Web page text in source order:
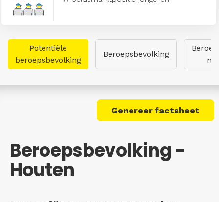
Potentiële
beroepsbevolking
Beroepsbevolking
Genereer factsheet
Beroepsbevolking -
Houten